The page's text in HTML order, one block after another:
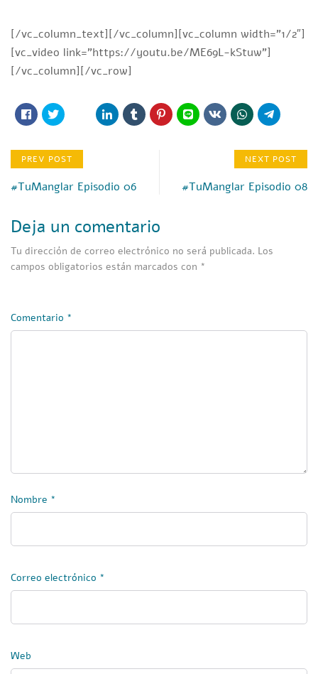
[/vc_column_text][/vc_column][vc_column width=”1/2″]
[vc_video link=”https://youtu.be/ME69L-kStuw”]
[/vc_column][/vc_row]
PREV POST
#TuManglar Episodio 06
NEXT POST
#TuManglar Episodio 08
Deja un comentario
Tu dirección de correo electrónico no será publicada. Los
campos obligatorios están marcados con *
Comentario *
Nombre *
Correo electrónico *
Web